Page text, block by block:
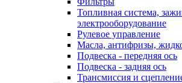
Топливная система,
электрооборудование
Рулевое управление
Масла, антифризы,
Подвеска - передняя ось
Подвеска - задняя ось
Трансмиссия и